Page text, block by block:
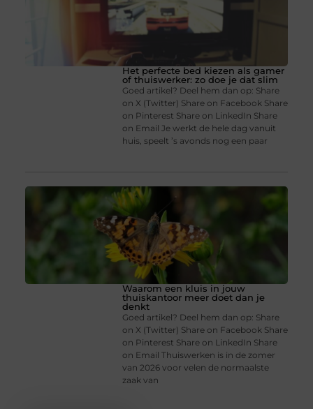
Het perfecte bed kiezen als gamer
of thuiswerker: zo doe je dat slim
Goed artikel? Deel hem dan op: Share
on X (Twitter) Share on Facebook Share
on Pinterest Share on LinkedIn Share
on Email Je werkt de hele dag vanuit
huis, speelt ’s avonds nog een paar
Waarom een kluis in jouw
thuiskantoor meer doet dan je
denkt
Goed artikel? Deel hem dan op: Share
on X (Twitter) Share on Facebook Share
on Pinterest Share on LinkedIn Share
on Email Thuiswerken is in de zomer
van 2026 voor velen de normaalste
zaak van